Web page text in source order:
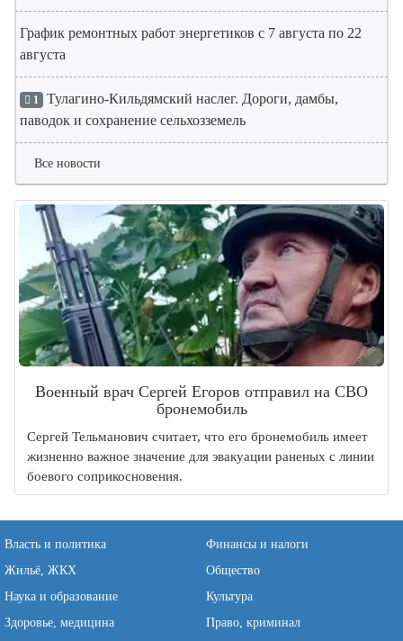
График ремонтных работ энергетиков с 7 августа по 22
августа
1 Тулагино-Кильдямский наслег. Дороги, дамбы,
паводок и сохранение сельхозземель
Все новости
Военный врач Сергей Егоров отправил на СВО
бронемобиль
Сергей Тельманович считает, что его бронемобиль имеет
жизненно важное значение для эвакуации раненых с линии
боевого соприкосновения.
Власть и политика
Финансы и налоги
Жильё, ЖКХ
Общество
Наука и образование
Культура
Здоровье, медицина
Право, криминал